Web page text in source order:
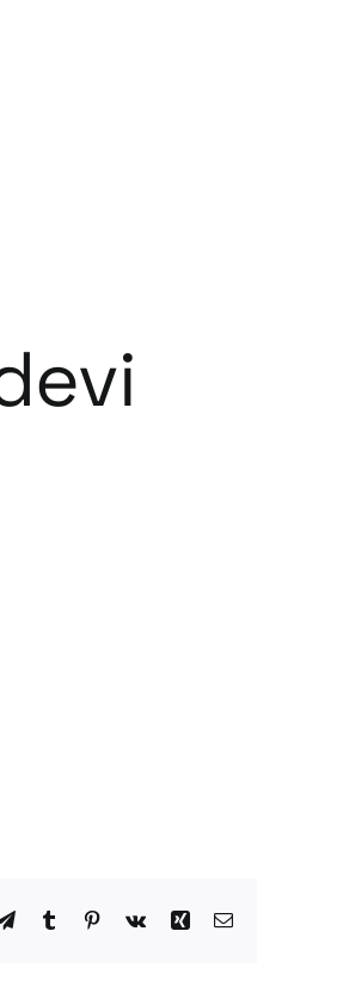
TelegramTumblr Pinterest
Vk Xing Email